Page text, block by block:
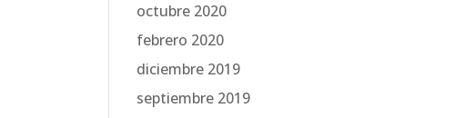
octubre 2020
febrero 2020
diciembre 2019
septiembre 2019